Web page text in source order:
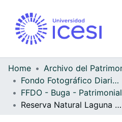
Home
Fondo Fotográfico Diario Occidente
FFDO - Buga - Patrimonial
Reserva Natural Laguna de sonso. Buga